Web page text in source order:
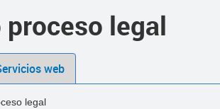
proceso legal
web
legal